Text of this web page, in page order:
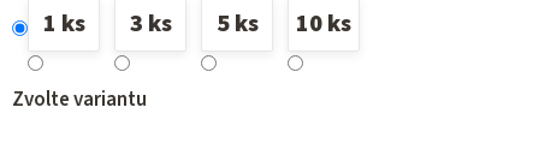
1 ks 3 ks 5 ks 10 ks
Zvolte variantu